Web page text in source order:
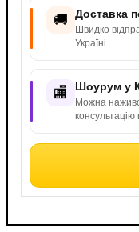
🚚 Доставка
Швидко
Україні.
🏬 Шоурум у
Можна